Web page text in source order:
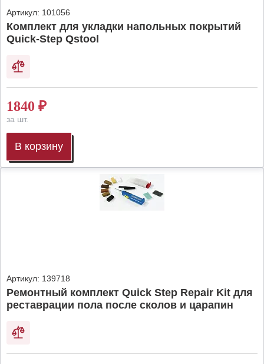
Артикул: 101056
Комплект для укладки напольных покрытий
Quick-Step Qstool
1840 ₽
за шт.
В корзину
Артикул: 139718
Ремонтный комплект Quick Step Repair Kit для
реставрации пола после сколов и царапин